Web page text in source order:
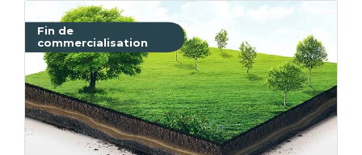
Fin de
commercialisation